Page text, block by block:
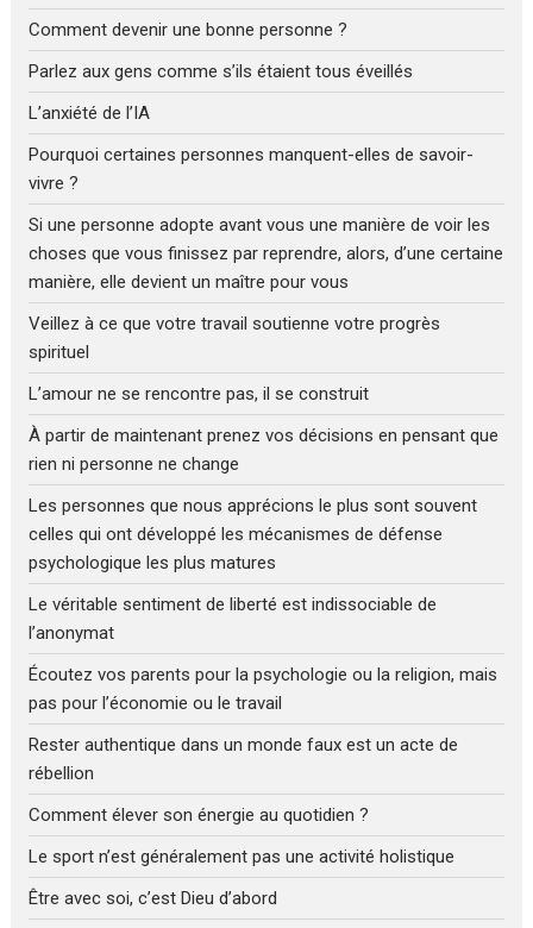
Comment devenir une bonne personne ?
Parlez aux gens comme s’ils étaient tous éveillés
L’anxiété de l’IA
Pourquoi certaines personnes manquent-elles de savoir-
vivre ?
Si une personne adopte avant vous une manière de voir les
choses que vous finissez par reprendre, alors, d’une certaine
manière, elle devient un maître pour vous
Veillez à ce que votre travail soutienne votre progrès
spirituel
L’amour ne se rencontre pas, il se construit
À partir de maintenant prenez vos décisions en pensant que
rien ni personne ne change
Les personnes que nous apprécions le plus sont souvent
celles qui ont développé les mécanismes de défense
psychologique les plus matures
Le véritable sentiment de liberté est indissociable de
l’anonymat
Écoutez vos parents pour la psychologie ou la religion, mais
pas pour l’économie ou le travail
Rester authentique dans un monde faux est un acte de
rébellion
Comment élever son énergie au quotidien ?
Le sport n’est généralement pas une activité holistique
Être avec soi, c’est Dieu d’abord